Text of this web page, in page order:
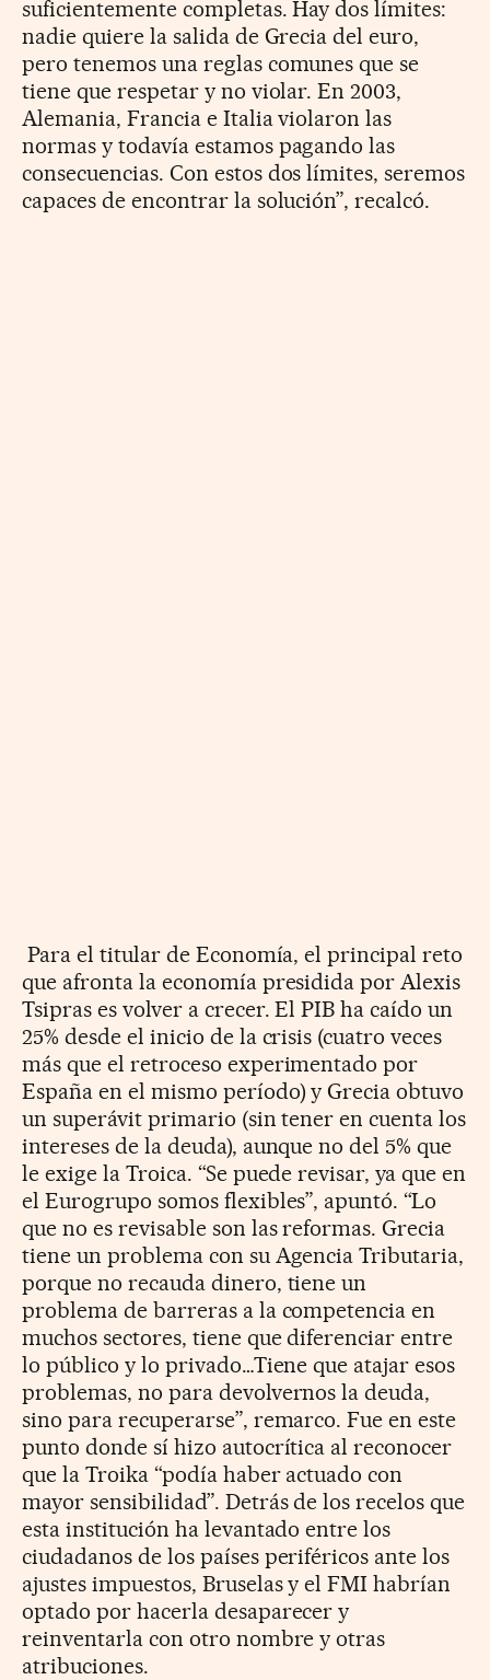
suficientemente completas. Hay dos límites:
nadie quiere la salida de Grecia del euro,
pero tenemos una reglas comunes que se
tiene que respetar y no violar. En 2003,
Alemania, Francia e Italia violaron las
normas y todavía estamos pagando las
consecuencias. Con estos dos límites, seremos
capaces de encontrar la solución”, recalcó.
Para el titular de Economía, el principal reto
que afronta la economía presidida por Alexis
Tsipras es volver a crecer. El PIB ha caído un
25% desde el inicio de la crisis (cuatro veces
más que el retroceso experimentado por
España en el mismo período) y Grecia obtuvo
un superávit primario (sin tener en cuenta los
intereses de la deuda), aunque no del 5% que
le exige la Troica. “Se puede revisar, ya que en
el Eurogrupo somos flexibles”, apuntó. “Lo
que no es revisable son las reformas. Grecia
tiene un problema con su Agencia Tributaria,
porque no recauda dinero, tiene un
problema de barreras a la competencia en
muchos sectores, tiene que diferenciar entre
lo público y lo privado…Tiene que atajar esos
problemas, no para devolvernos la deuda,
sino para recuperarse”, remarco. Fue en este
punto donde sí hizo autocrítica al reconocer
que la Troika “podía haber actuado con
mayor sensibilidad”. Detrás de los recelos que
esta institución ha levantado entre los
ciudadanos de los países periféricos ante los
ajustes impuestos, Bruselas y el FMI habrían
optado por hacerla desaparecer y
reinventarla con otro nombre y otras
atribuciones.